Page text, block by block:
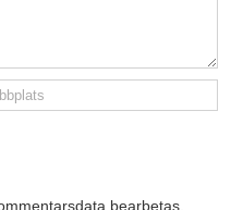
bearbetas